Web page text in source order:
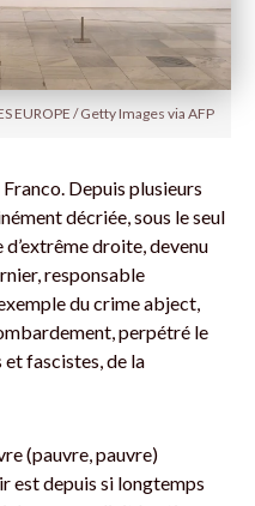
EUROPE / Getty Images via AFP
Depuis plusieurs
décriée, sous le seul
droite, devenu
responsable
du crime abject,
perpétré le
et fascistes, de la
(pauvre, pauvre)
est depuis si longtemps